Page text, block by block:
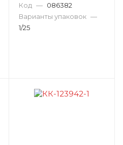
СТИХАМИ.
МЕТОДИЧЕСКОЕ СОП
Н-458
Код — 086382
Варианты упаковок —
1/25